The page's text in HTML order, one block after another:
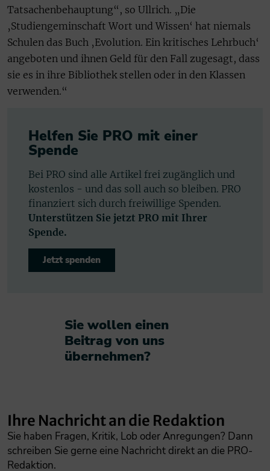
Tatsachenbehauptung“, so Ullrich. „Die
‚Studiengeminschaft Wort und Wissen‘ hat niemals
Schulen das Buch ‚Evolution. Ein kritisches Lehrbuch‘
angeboten und ihnen Geld für den Fall zugesagt, dass
sie es in ihre Bibliothek stellen oder in den Klassen
verwenden.“
Helfen Sie PRO mit einer
Spende
Bei PRO sind alle Artikel frei zugänglich und
kostenlos - und das soll auch so bleiben. PRO
finanziert sich durch freiwillige Spenden.
Unterstützen Sie jetzt PRO mit Ihrer
Spende.
Jetzt spenden
Sie wollen einen
Beitrag von uns
übernehmen?​
Ihre Nachricht an die Redaktion
Sie haben Fragen, Kritik, Lob oder Anregungen? Dann
schreiben Sie gerne eine Nachricht direkt an die PRO-
Redaktion.